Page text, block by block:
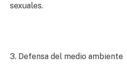
sexuales.
3. Defensa del medio ambiente